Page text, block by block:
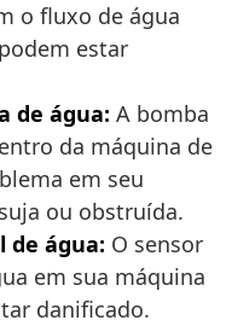
o fluxo de água
estar
de água: A bomba
da máquina de
em seu
ou obstruída.
de água: O sensor
em sua máquina
danificado.